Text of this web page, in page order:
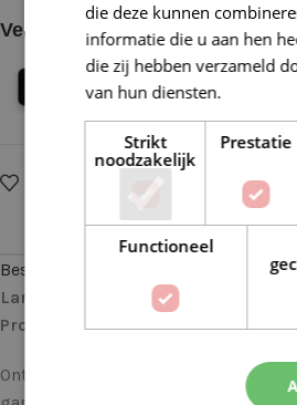
Veilig online betalen
Delen:
Beschrijving
Lana Grossa Gigante 009: Het
Projecten
Ontdek de kracht en pracht vanLana
die deze kunnen
informatie die u aan hen
die zij hebben verzameld
van hun diensten.
Strikt
noodzakelijk
Prestatie
Functioneel